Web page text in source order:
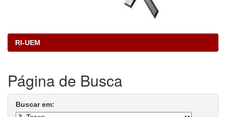
RI-UEM
Página de Busca
Buscar em: